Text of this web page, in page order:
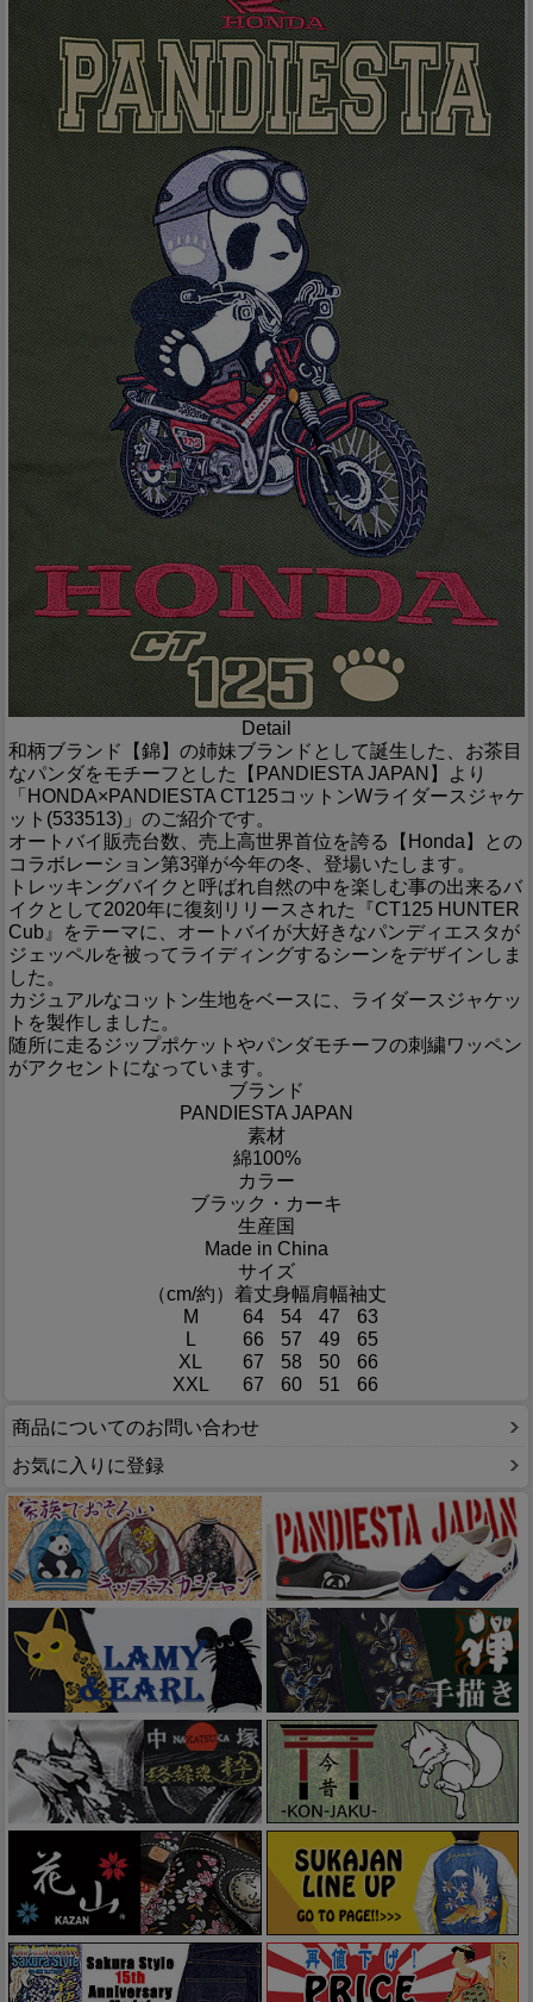
Detail
和柄ブランド【錦】の姉妹ブランドとして誕生した、お茶目
なパンダをモチーフとした【PANDIESTA JAPAN】より
「HONDA×PANDIESTA CT125コットンWライダースジャケ
ット(533513)」のご紹介です。
オートバイ販売台数、売上高世界首位を誇る【Honda】との
コラボレーション第3弾が今年の冬、登場いたします。
トレッキングバイクと呼ばれ自然の中を楽しむ事の出来るバ
イクとして2020年に復刻リリースされた『CT125 HUNTER
Cub』をテーマに、オートバイが大好きなパンディエスタが
ジェッペルを被ってライディングするシーンをデザインしま
した。
カジュアルなコットン生地をベースに、ライダースジャケッ
トを製作しました。
随所に走るジップポケットやパンダモチーフの刺繍ワッペン
がアクセントになっています。
ブランド
PANDIESTA JAPAN
素材
綿100%
カラー
ブラック・カーキ
生産国
Made in China
サイズ
（cm/約） 着丈身幅肩幅袖丈
M
64 54 47
63
L
66 57 49
65
XL
67 58 50
66
XXL
67 60 51 66
商品についてのお問い合わせ
お気に入りに登録